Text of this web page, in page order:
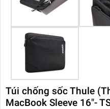
Túi chống sốc Thule
MacBook Sleeve 16"-